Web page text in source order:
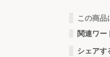
この商品
関連ワー
シェアす